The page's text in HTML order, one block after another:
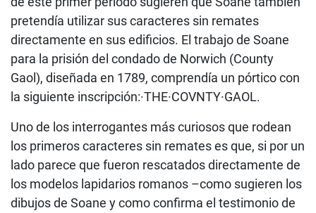
pretendía utilizar sus caracteres sin remates
directamente en sus edificios. El trabajo de Soane
para la prisión del condado de Norwich (County
Gaol), diseñada en 1789, comprendía un pórtico con
la siguiente inscripción:·THE·COVNTY·GAOL.
Uno de los interrogantes más curiosos que rodean
los primeros caracteres sin remates es que, si por un
lado parece que fueron rescatados directamente de
los modelos lapidarios romanos –como sugieren los
dibujos de Soane y como confirma el testimonio de